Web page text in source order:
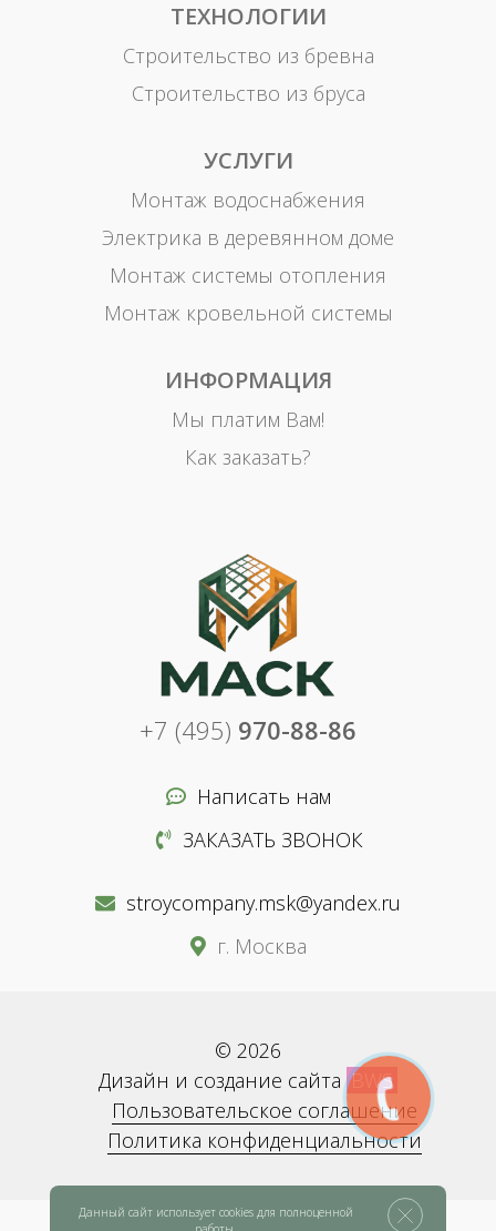
ТЕХНОЛОГИИ
Строительство из бревна
Строительство из бруса
УСЛУГИ
Монтаж водоснабжения
Электрика в деревянном доме
Монтаж системы отопления
Монтаж кровельной системы
ИНФОРМАЦИЯ
Мы платим Вам!
Как заказать?
+7 (495) 970-88-86
Написать нам
ЗАКАЗАТЬ ЗВОНОК
stroycompany.msk@yandex.ru
г. Москва
© 2026
Дизайн и создание сайтаBWS
Пользовательское соглашение
Политика конфиденциальности
Данный сайт использует cookies для полноценной